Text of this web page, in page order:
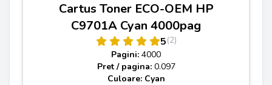
Cartus Toner ECO-OEM HP
C9701A Cyan 4000pag
5(2)
Pagini: 4000
Pret / pagina: 0.097
Culoare: Cyan